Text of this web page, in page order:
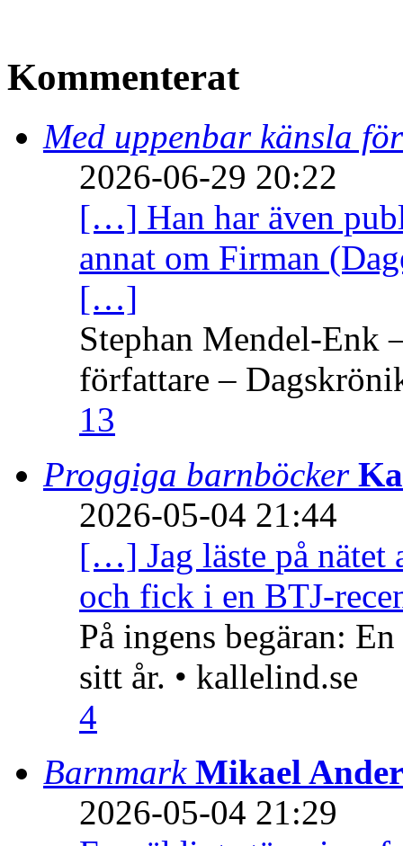
Kommenterat
Med uppenbar känsla
2026-06-29 20:22
[…] Han har även
annat om Firman
[…]
Stephan Mendel-Enk
författare –
13
Proggiga barnböcker
2026-05-04 21:44
[…] Jag läste på nätet
och fick i en BTJ-
På ingens begäran:
sitt år. • kallelind.se
4
Barnmark Mikael
2026-05-04 21:29